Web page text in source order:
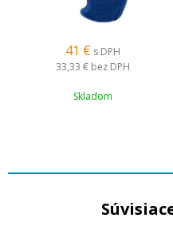
41 € s DPH
33,33 € bez DPH
Skladom